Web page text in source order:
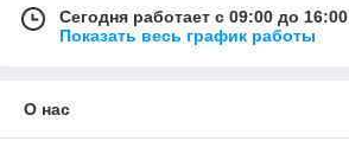
Сегодня работает с 09:00 до 16:00
Показать весь график работы
О нас